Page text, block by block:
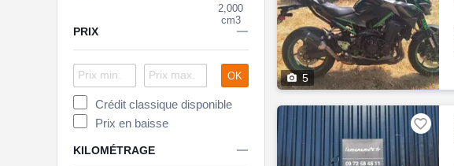
 5

2,000
cm3
PRIX 
OK
Crédit classique disponible
Prix en baisse
KILOMÉTRAGE 